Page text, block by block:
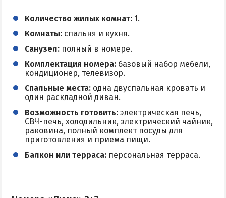
Количество жилых комнат: 1.
Комнаты: спальня и кухня.
Санузел: полный в номере.
Комплектация номера: базовый набор мебели,
кондиционер, телевизор.
Спальные места: одна двуспальная кровать и
один раскладной диван.
Возможность готовить: электрическая печь,
СВЧ-печь, холодильник, электрический чайник,
раковина, полный комплект посуды для
приготовления и приема пищи.
Балкон или терраса: персональная терраса.